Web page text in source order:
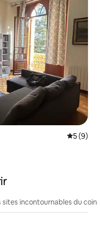
Note
5 (9)
sites incontournables du coin